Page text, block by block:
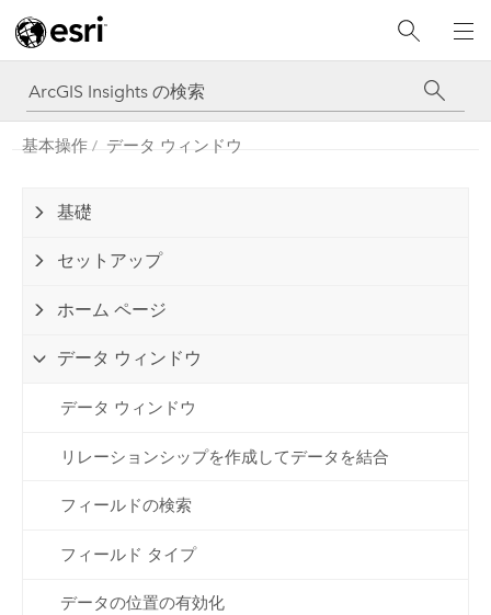
基本操作 データ ウィンドウ
基礎
セットアップ
ホーム ページ
データ ウィンドウ
データ ウィンドウ
リレーションシップを作成してデータを結合
フィールドの検索
フィールド タイプ
データの位置の有効化